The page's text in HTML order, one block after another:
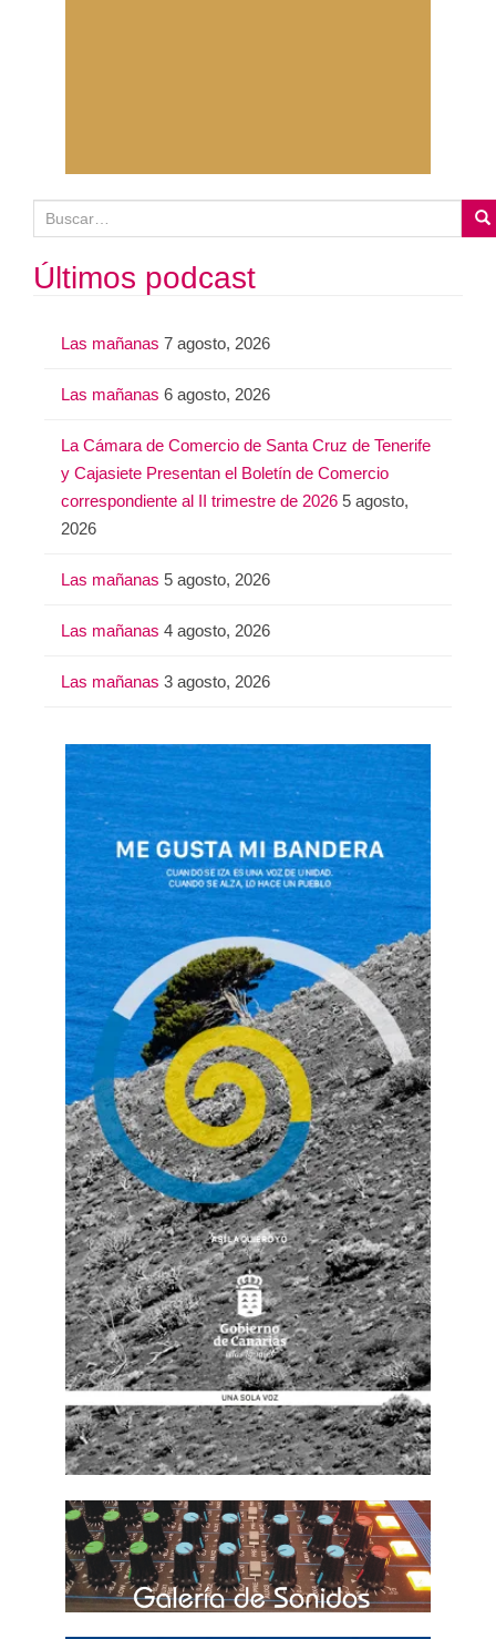
u
sÚltimos podcast
Las mañanas 7 agosto, 2026
Las mañanas 6 agosto, 2026
La Cámara de Comercio de Santa Cruz de Tenerife
y Cajasiete Presentan el Boletín de Comercio
correspondiente al II trimestre de 2026 5 agosto,
2026
Las mañanas 5 agosto, 2026
Las mañanas 4 agosto, 2026
Las mañanas 3 agosto, 2026